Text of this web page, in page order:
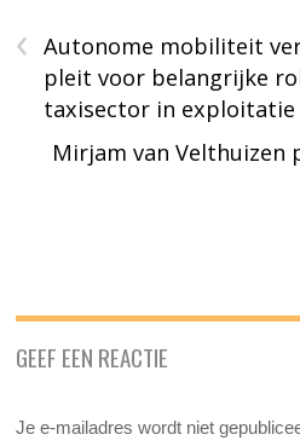
‹
Autonome mobiliteit
pleit voor belangrijke
taxisector in exploitatie
Mirjam van Velthuizen
GEEF EEN REACTIE
Je e-mailadres wordt niet